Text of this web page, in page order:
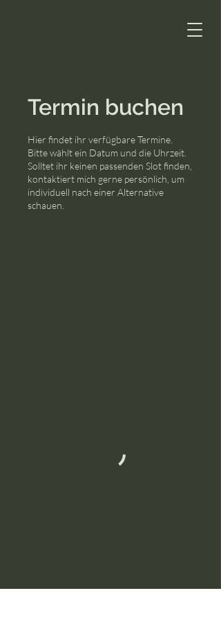
Termin buchen
Hier findet ihr verfügbare Termine.
Bitte wählt ein Datum und die Uhrzeit.
Solltet ihr keinen passenden Slot finden,
kontaktiert mich gerne persönlich, um
individuell nach einer Alternative
schauen.